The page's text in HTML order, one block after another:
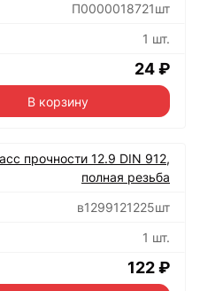
П0000018721шт
1 шт.
24 ₽
В корзину
прочности 12.9 DIN 912,
полная резьба
в1299121225шт
1 шт.
122 ₽